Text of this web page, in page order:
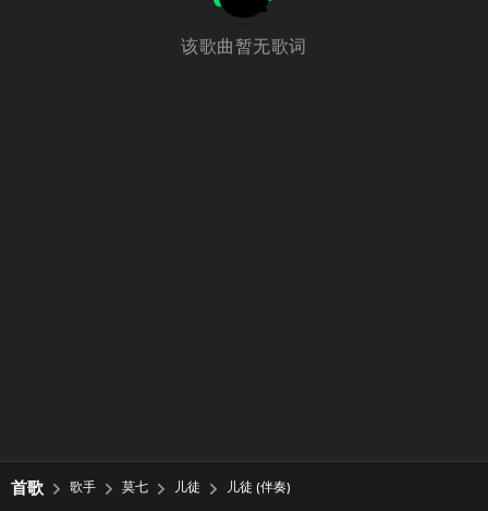
该歌曲暂无歌词
首歌 歌手 莫七 儿徒 儿徒 (伴奏)